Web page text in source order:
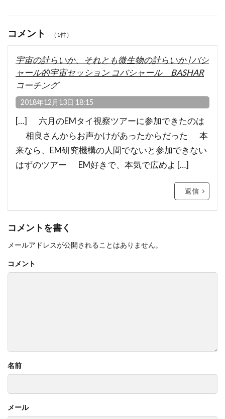
コメント （1件）
宇宙の計らいか、それとも微生物の計らいか | バシ
ャール的宇宙セッション コバシャール BASHAR
コーチング
2018年12月13日 18:15
[…] 六月のEMタイ視察ツアーに参加できたのは
相良さんからお声かけがあったからだった 本
来なら、EM研究機構の人間でないと参加できない
はずのツアー EM好きで、本気で広めよ […]
返信
コメントを書く
メールアドレスが公開されることはありません。
コメント
名前
メール